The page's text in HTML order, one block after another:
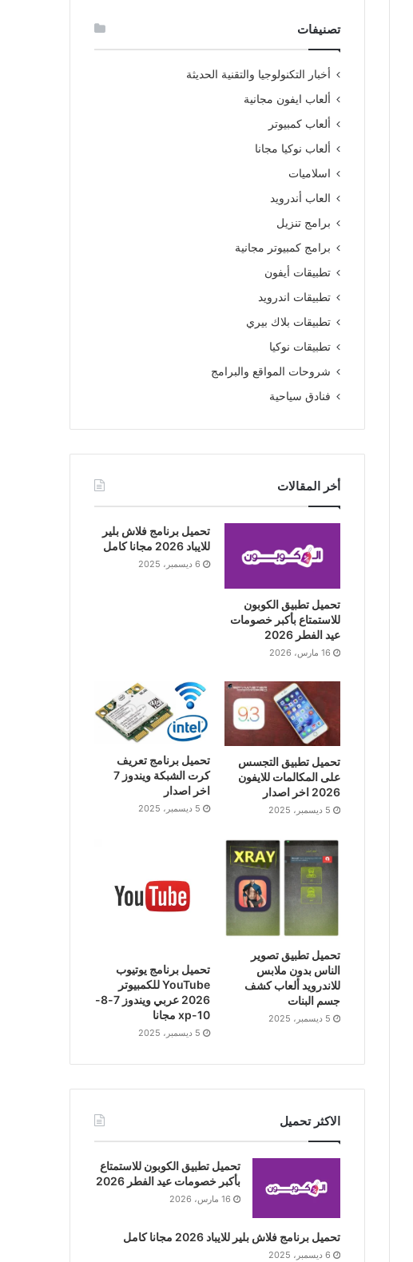
تصنيفات
أخبار التكنولوجيا والتقنية الحديثة
ألعاب ايفون مجانية
ألعاب كمبيوتر
ألعاب نوكيا مجانا
اسلاميات
العاب أندرويد
برامج تنزيل
برامج كمبيوتر مجانية
تطبيقات أيفون
تطبيقات اندرويد
تطبيقات بلاك بيري
تطبيقات نوكيا
شروحات المواقع والبرامج
فنادق سياحية
أخر المقالات
تحميل تطبيق الكوبون
للاستمتاع بأكبر خصومات
عيد الفطر 2026
16 مارس، 2026
تحميل برنامج فلاش بلير
للايباد 2026 مجانا كامل
6 ديسمبر، 2025
تحميل تطبيق التجسس
على المكالمات للايفون
2026 اخر اصدار
5 ديسمبر، 2025
تحميل برنامج تعريف
كرت الشبكة ويندوز 7
اخر اصدار
5 ديسمبر، 2025
تحميل تطبيق تصوير
الناس بدون ملابس
للاندرويد ألعاب كشف
جسم البنات
5 ديسمبر، 2025
تحميل برنامج يوتيوب
YouTube للكمبيوتر
2026 عربي ويندوز 7-8-
10-xp مجانا
5 ديسمبر، 2025
الاكثر تحميل
تحميل تطبيق الكوبون للاستمتاع
بأكبر خصومات عيد الفطر 2026
16 مارس، 2026
تحميل برنامج فلاش بلير للايباد 2026 مجانا كامل
6 ديسمبر، 2025